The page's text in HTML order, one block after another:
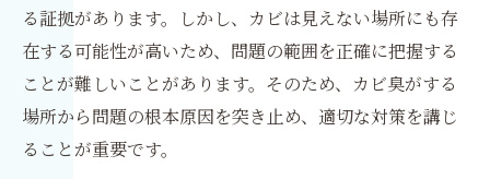
る証拠があります。しかし、カビは見えない場所にも存
在する可能性が高いため、問題の範囲を正確に把握する
ことが難しいことがあります。そのため、カビ臭がする
場所から問題の根本原因を突き止め、適切な対策を講じ
ることが重要です。